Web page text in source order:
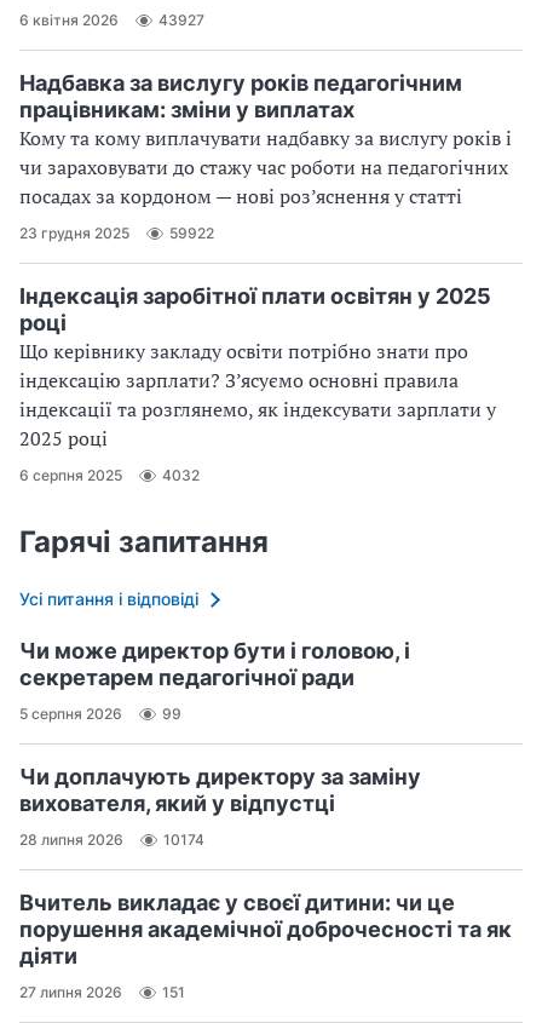
6 квітня 2026 43927
Надбавка за вислугу років педагогічним
працівникам: зміни у виплатах
Кому та кому виплачувати надбавку за вислугу років і
чи зараховувати до стажу час роботи на педагогічних
посадах за кордоном — нові роз’яснення у статті
23 грудня 2025 59922
Індексація заробітної плати освітян у 2025
році
Що керівнику закладу освіти потрібно знати про
індексацію зарплати? З’ясуємо основні правила
індексації та розглянемо, як індексувати зарплати у
2025 році
6 серпня 2025 4032
Гарячі запитання
Усі питання і відповіді
Чи може директор бути і головою, і
секретарем педагогічної ради
5 серпня 2026 99
Чи доплачують директору за заміну
вихователя, який у відпустці
28 липня 2026 10174
Вчитель викладає у своєї дитини: чи це
порушення академічної доброчесності та як
діяти
27 липня 2026 151